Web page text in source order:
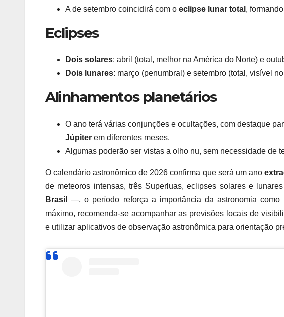
A de setembro coincidirá com o eclipse lunar total ,
Eclipses
Dois solares: abril (total, melhor na América do Norte) e
Dois lunares: março (penumbral) e setembro (total, visível
Alinhamentos planetários
O ano terá várias conjunções e ocultações, com destaque
Júpiter em diferentes meses.
Algumas poderão ser vistas a olho nu, sem necessidade de
O calendário astronômico de 2026 confirma que será um ano
de meteoros intensas, três Superluas, eclipses solares e
Brasil
—, o período reforça a importância da astronomia
máximo, recomenda-se acompanhar as previsões locais de
e utilizar aplicativos de observação astronômica para orientação